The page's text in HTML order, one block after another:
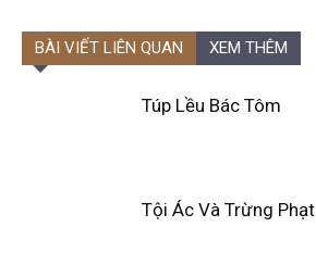
BÀI VIẾT LIÊN QUAN XEM THÊM
Túp Lều Bác Tôm
Tội Ác Và Trừng Phạt